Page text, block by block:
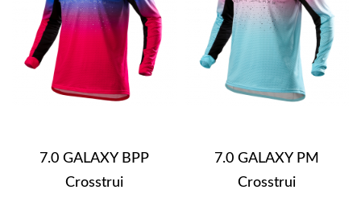
7.0 GALAXY BPP
Crosstrui
7.0 GALAXY PM
Crosstrui